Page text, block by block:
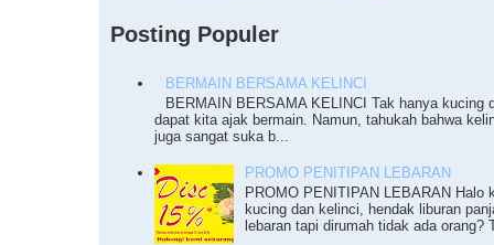
Posting Populer
BERMAIN BERSAMA KELINCI
BERMAIN BERSAMA KELINCI Tak hanya kucing
dapat kita ajak bermain. Namun, tahukah bahwa
juga sangat suka b...
PROMO PENITIPAN LEBARAN
PROMO PENITIPAN LEBARAN Halo
kucing dan kelinci, hendak liburan
lebaran tapi dirumah tidak ada orang?